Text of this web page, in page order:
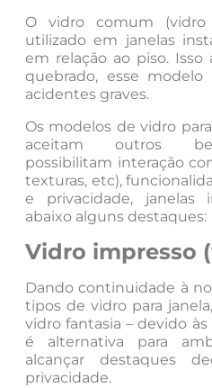
O vidro comum
utilizado em janelas
em relação ao piso. Isso
quebrado, esse
acidentes graves.
Os modelos de vidro
aceitam outros
possibilitam interação
texturas, etc),
e privacidade, janelas
abaixo alguns destaques:
Vidro impresso
Dando continuidade à
tipos de vidro para
vidro fantasia – devido
é alternativa para
alcançar destaques
privacidade.